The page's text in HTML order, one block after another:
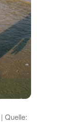
Quelle: